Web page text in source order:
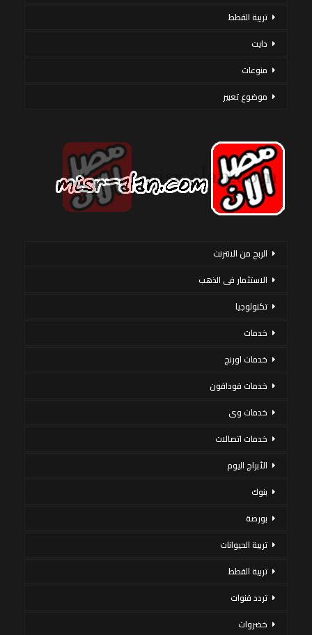
تربية القطط
دايت
منوعات
موضوع تعبير
الربح من الانترنت
الاستثمار فى الذهب
تكنولوجيا
خدمات
خدمات اورنج
خدمات فودافون
خدمات وى
خدمات اتصالات
الأبراج اليوم
بنوك
بورصة
تربية الحيوانات
تربية القطط
تردد قنوات
خضروات